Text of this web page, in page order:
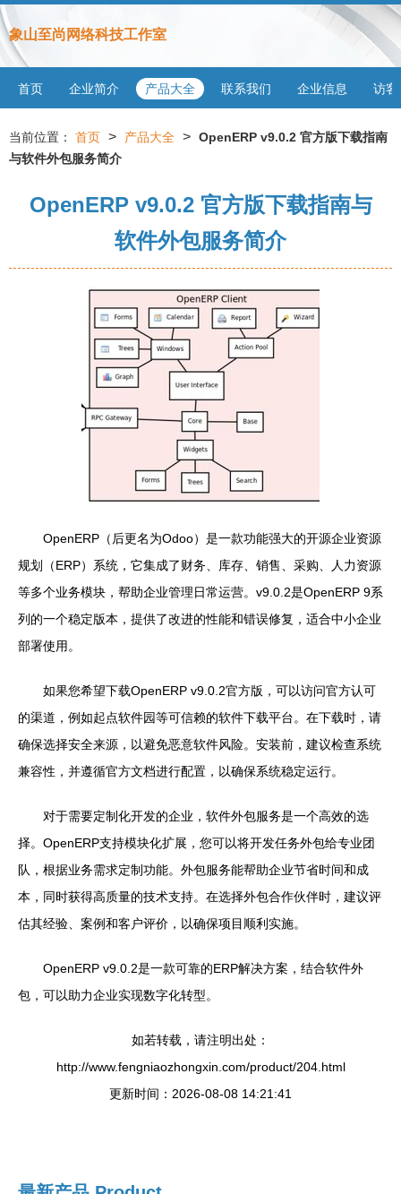
象山至尚网络科技工作室
首页 企业简介 产品大全 联系我们 企业信息 访客
当前位置： 首页 > 产品大全 > OpenERP v9.0.2 官方版下载指南
与软件外包服务简介
OpenERP v9.0.2 官方版下载指南与
软件外包服务简介
OpenERP（后更名为Odoo）是一款功能强大的开源企业资源
规划（ERP）系统，它集成了财务、库存、销售、采购、人力资源
等多个业务模块，帮助企业管理日常运营。v9.0.2是OpenERP 9系
列的一个稳定版本，提供了改进的性能和错误修复，适合中小企业
部署使用。
如果您希望下载OpenERP v9.0.2官方版，可以访问官方认可
的渠道，例如起点软件园等可信赖的软件下载平台。在下载时，请
确保选择安全来源，以避免恶意软件风险。安装前，建议检查系统
兼容性，并遵循官方文档进行配置，以确保系统稳定运行。
对于需要定制化开发的企业，软件外包服务是一个高效的选
择。OpenERP支持模块化扩展，您可以将开发任务外包给专业团
队，根据业务需求定制功能。外包服务能帮助企业节省时间和成
本，同时获得高质量的技术支持。在选择外包合作伙伴时，建议评
估其经验、案例和客户评价，以确保项目顺利实施。
OpenERP v9.0.2是一款可靠的ERP解决方案，结合软件外
包，可以助力企业实现数字化转型。
如若转载，请注明出处：
http://www.fengniaozhongxin.com/product/204.html
更新时间：2026-08-08 14:21:41